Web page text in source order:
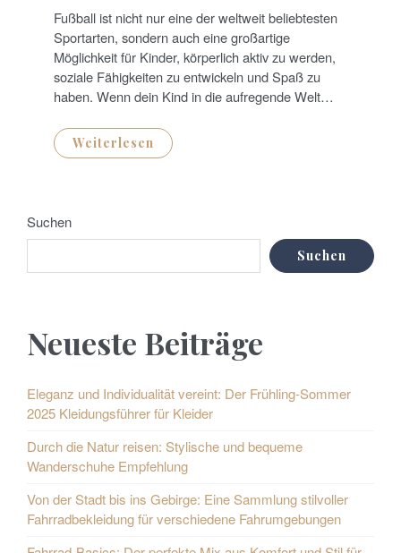
T
E
D
O
N
Fußball ist nicht nur eine der weltweit beliebtesten
Sportarten, sondern auch eine großartige
Möglichkeit für Kinder, körperlich aktiv zu werden,
soziale Fähigkeiten zu entwickeln und Spaß zu
haben. Wenn dein Kind in die aufregende Welt…
Weiterlesen
Suchen
Suchen
Neueste Beiträge
Eleganz und Individualität vereint: Der Frühling-Sommer
2025 Kleidungsführer für Kleider
Durch die Natur reisen: Stylische und bequeme
Wanderschuhe Empfehlung
Von der Stadt bis ins Gebirge: Eine Sammlung stilvoller
Fahrradbekleidung für verschiedene Fahrumgebungen